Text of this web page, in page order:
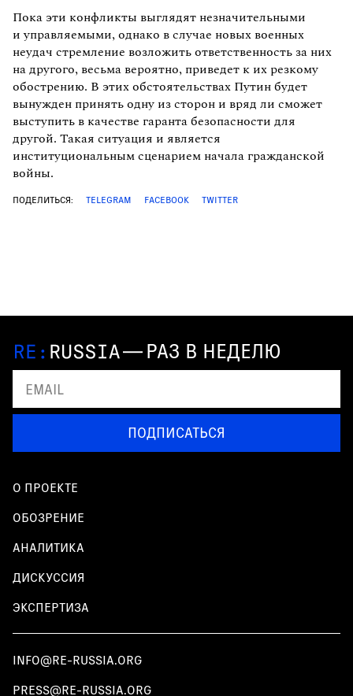
Пока эти конфликты выглядят незначительными
и управляемыми, однако в случае новых военных
неудач стремление возложить ответственность за них
на другого, весьма вероятно, приведет к их резкому
обострению. В этих обстоятельствах Путин будет
вынужден принять одну из сторон и вряд ли сможет
выступить в качестве гаранта безопасности для
другой. Такая ситуация и является
институциональным сценарием начала гражданской
войны.
ПОДЕЛИТЬСЯ: TELEGRAM FACEBOOK TWITTER
— РАЗ В НЕДЕЛЮ
ПОДПИСАТЬСЯ
О ПРОЕКТЕ
ОБОЗРЕНИЕ
АНАЛИТИКА
ДИСКУССИЯ
ЭКСПЕРТИЗА
INFO@RE-RUSSIA.ORG
PRESS@RE-RUSSIA.ORG